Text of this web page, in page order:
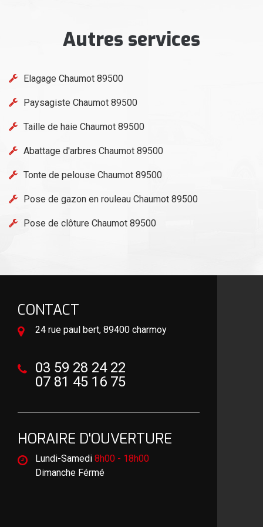
Autres services
Elagage Chaumot 89500
Paysagiste Chaumot 89500
Taille de haie Chaumot 89500
Abattage d'arbres Chaumot 89500
Tonte de pelouse Chaumot 89500
Pose de gazon en rouleau Chaumot 89500
Pose de clôture Chaumot 89500
CONTACT
24 rue paul bert, 89400 charmoy
03 59 28 24 22
07 81 45 16 75
HORAIRE D'OUVERTURE
Lundi-Samedi 8h00 - 18h00
Dimanche Férmé